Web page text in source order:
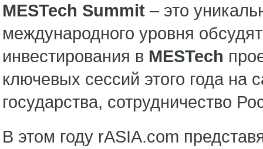
MESTech Summit – это
международного уровня
инвестирования в MESTech
ключевых сессий этого года
государства, сотрудничество
В этом году rASIA.com